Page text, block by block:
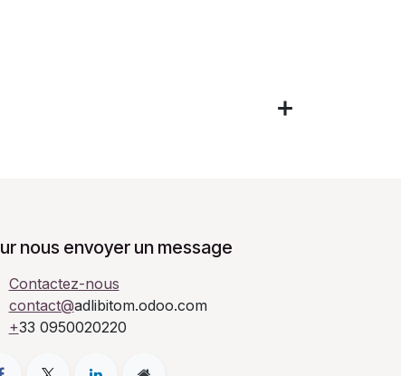
nous envoyer un message
Contactez-nous
contact@adlibitom.odoo.com
+33 0950020220